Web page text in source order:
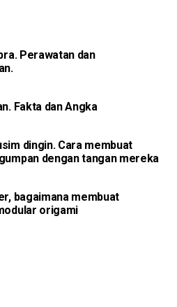
Perawatan dan
Fakta dan Angka
dingin. Cara membuat
dengan tangan mereka
bagaimana membuat
origami